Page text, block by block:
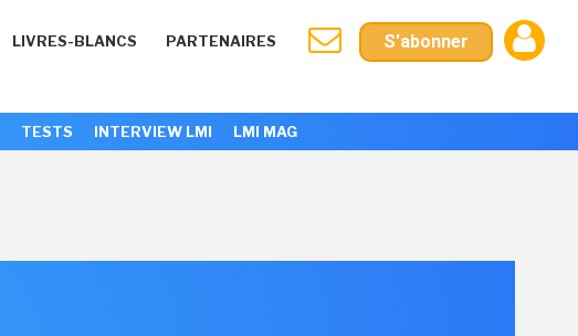
LIVRES-BLANCS PARTENAIRES S'abonner
TESTS INTERVIEW LMI LMI MAG